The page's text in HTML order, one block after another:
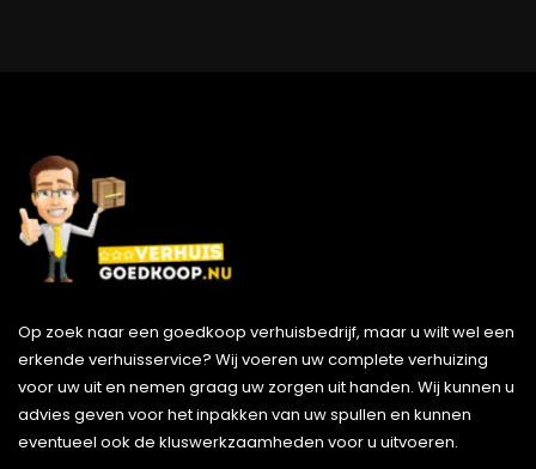
Op zoek naar een goedkoop verhuisbedrijf, maar u wilt wel een
erkende verhuisservice? Wij voeren uw complete verhuizing
voor uw uit en nemen graag uw zorgen uit handen. Wij kunnen u
advies geven voor het inpakken van uw spullen en kunnen
eventueel ook de kluswerkzaamheden voor u uitvoeren.